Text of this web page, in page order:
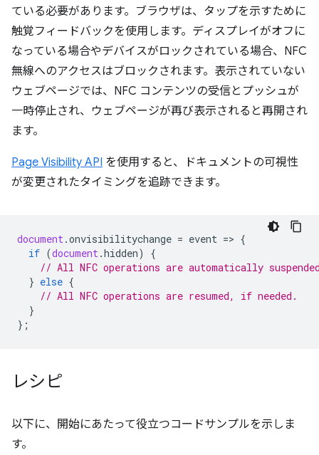
ている必要があります。ブラウザは、タップを示すために
触覚フィードバックを使用します。ディスプレイがオフに
なっている場合やデバイスがロックされている場合、NFC
無線へのアクセスはブロックされます。表示されていない
ウェブページでは、NFC コンテンツの受信とプッシュが
一時停止され、ウェブページが再び表示されると再開され
ます。
Page Visibility API を使用すると、ドキュメントの可視性
が変更されたタイミングを追跡できます。
document.onvisibilitychange = event => {
if (document.hidden)
{
// All NFC operations are automatically
} else {
// All NFC operations are resumed, if needed.
}
};
レシピ
以下に、開始にあたって役立つコードサンプルを示しま
す。